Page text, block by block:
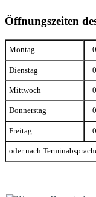
Öffnungszeiten
Montag
Dienstag
Mittwoch
Donnerstag
Freitag
oder nach